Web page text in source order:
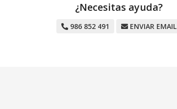
¿Necesitas ayuda?
986 852 491 ENVIAR EMAIL